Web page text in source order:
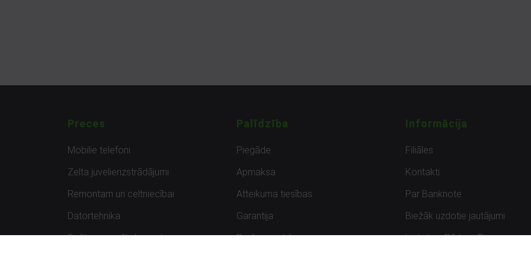
Preces
Mobilie telefoni
Zelta juvelierizstrādājumi
Remontam un celtniecībai
Datortehnika
Spēles un spēļu konsoles
Palīdzība
Piegāde
Apmaksa
Atteikuma tiesības
Garantija
Preču uzpirkšana
Informācija
Filiāles
Kontakti
Par Banknote
Biežāk uzdotie jautājumi
Lietots – Pārbaudīts